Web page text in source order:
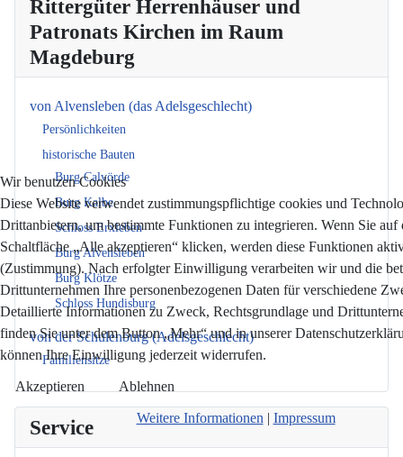
Rittergüter Herrenhäuser und
Patronats Kirchen im Raum
Magdeburg
von Alvensleben (das Adelsgeschlecht)
Persönlichkeiten
historische Bauten
Burg Calvörde
Burg Kalbe
Schloss Erxleben
Burg Alvensleben
Burg Klötze
Schloss Hundisburg
von der Schulenburg (Adelsgeschlecht)
Familiensitze
Service
Wir benutzen Cookies
Diese Website verwendet zustimmungspflichtige cookies und
Drittanbietern, um bestimmte Funktionen zu integrieren. Wenn Sie auf
Schaltfläche „Alle akzeptieren“ klicken, werden diese Funktionen
(Zustimmung). Nach erfolgter Einwilligung verarbeiten wir und die
Drittunternehmen Ihre personenbezogenen Daten für verschiedene
Detaillierte Informationen zu Zweck, Rechtsgrundlage und
finden Sie unter dem Button „Mehr“ und in unserer
können Ihre Einwilligung jederzeit widerrufen.
Akzeptieren Ablehnen
Weitere Informationen | Impressum